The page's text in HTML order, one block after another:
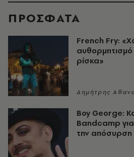
ΠΡΟΣΦΑΤΑ
French Fry:
ρίσκα»
Δημήτρης
Boy George:
Bandcamp για
την απόσυρση